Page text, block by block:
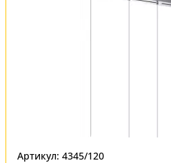
Артикул: 4345/120